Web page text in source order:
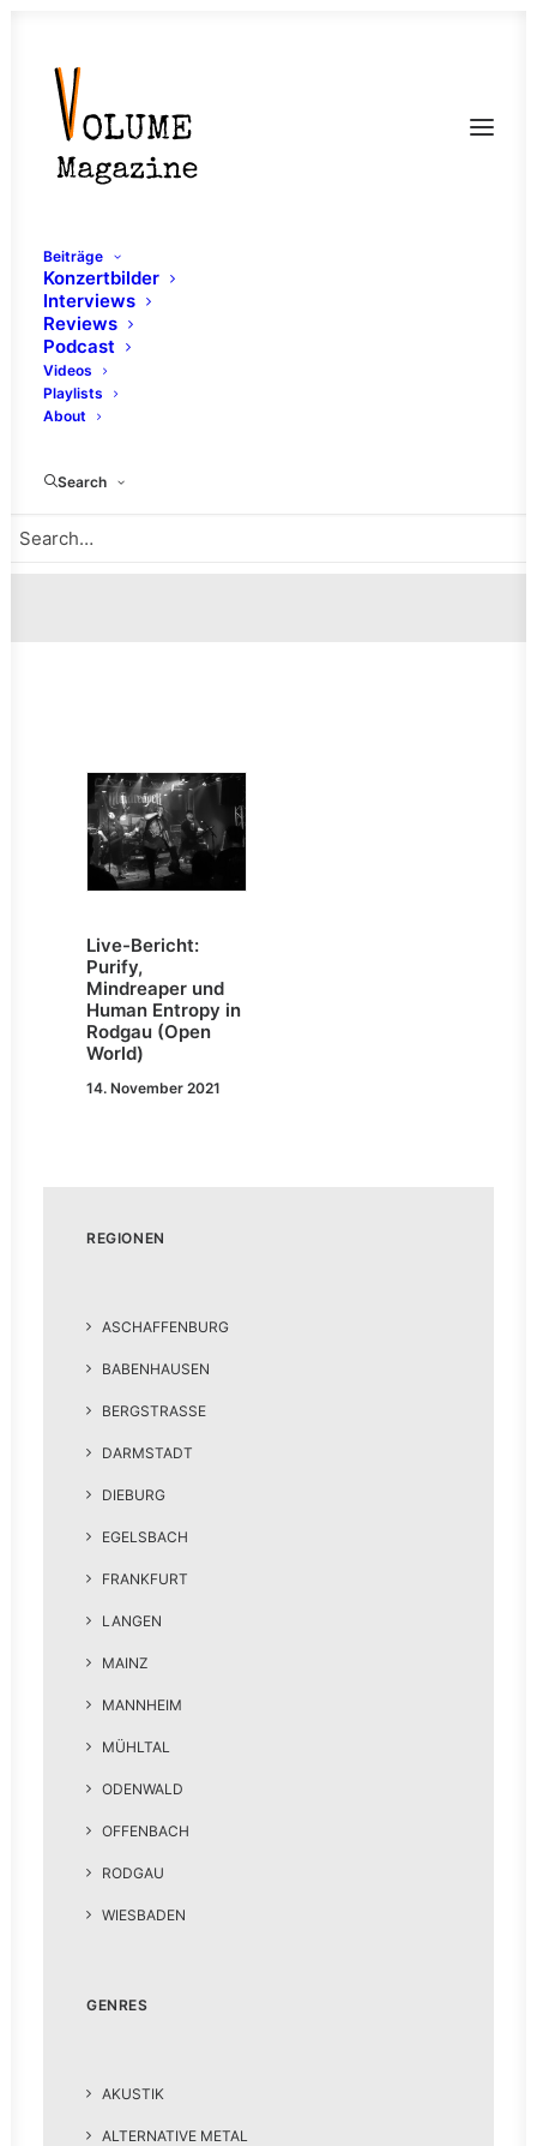
Beiträge
Konzertbilder
Interviews
Reviews
Podcast
Videos
Playlists
About
Search
Live-Bericht:
Purify,
Mindreaper und
Human Entropy in
Rodgau (Open
World)
14. November 2021
REGIONEN
ASCHAFFENBURG
BABENHAUSEN
BERGSTRASSE
DARMSTADT
DIEBURG
EGELSBACH
FRANKFURT
LANGEN
MAINZ
MANNHEIM
MÜHLTAL
ODENWALD
OFFENBACH
RODGAU
WIESBADEN
GENRES
AKUSTIK
ALTERNATIVE METAL